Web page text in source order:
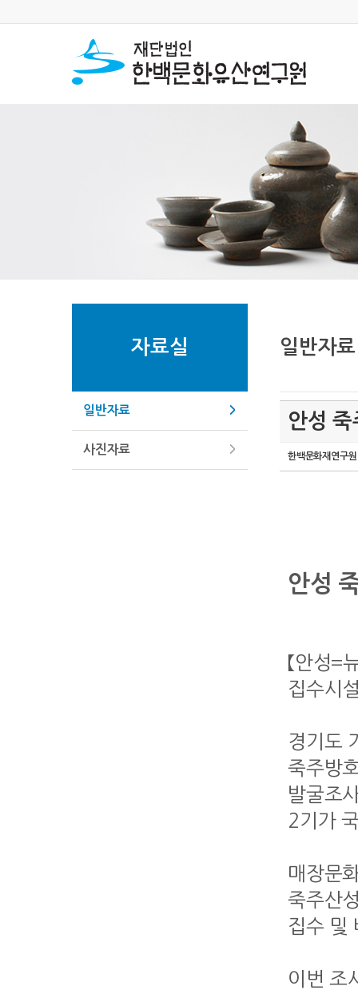
자료실
일반자료
사진자료
일반자료
안성
한백문화재연구원
안성
【안성
집수시
경기도
죽주방
발굴조
2기가
매장문
죽주산
집수 및
이번 조